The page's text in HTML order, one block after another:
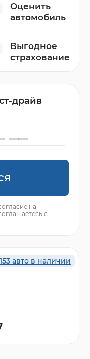
Оценить
автомобиль
Выгодное
страхование
драйв
на
с
153 авто в наличии